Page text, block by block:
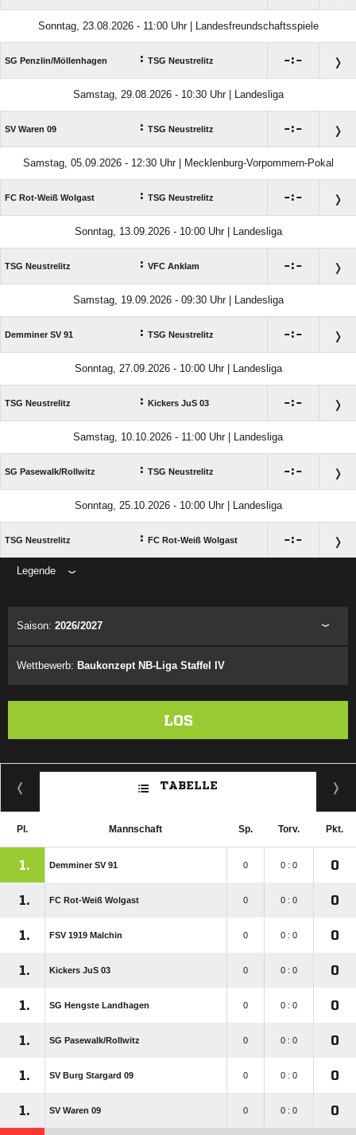
Sonntag, 23.08.2026 - 11:00 Uhr | Landesfreundschaftsspiele
SG Penzlin/​Möllenhagen : TSG Neustrelitz :
Samstag, 29.08.2026 - 10:30 Uhr | Landesliga
SV Waren 09 : TSG Neustrelitz :
Samstag, 05.09.2026 - 12:30 Uhr | Mecklenburg-Vorpommern-Pokal
FC Rot-Weiß Wolgast : TSG Neustrelitz :
Sonntag, 13.09.2026 - 10:00 Uhr | Landesliga
TSG Neustrelitz : VFC Anklam :
Samstag, 19.09.2026 - 09:30 Uhr | Landesliga
Demminer SV 91 : TSG Neustrelitz :
Sonntag, 27.09.2026 - 10:00 Uhr | Landesliga
TSG Neustrelitz : Kickers JuS 03 :
Samstag, 10.10.2026 - 11:00 Uhr | Landesliga
SG Pasewalk/​Rollwitz : TSG Neustrelitz :
Sonntag, 25.10.2026 - 10:00 Uhr | Landesliga
TSG Neustrelitz : FC Rot-Weiß Wolgast :
Legende
Saison: 2026/2027
Wettbewerb: Baukonzept NB-Liga Staffel IV
LOS
TABELLE
Pl. Mannschaft Sp. Torv. Pkt.
1. Demminer SV 91 0 0 : 0 0
1. FC Rot-Weiß Wolgast 0 0 : 0 0
1. FSV 1919 Malchin 0 0 : 0 0
1. Kickers JuS 03 0 0 : 0 0
1. SG Hengste Landhagen 0 0 : 0 0
1. SG Pasewalk/​Rollwitz 0 0 : 0 0
1. SV Burg Stargard 09 0 0 : 0 0
1. SV Waren 09 0 0 : 0 0